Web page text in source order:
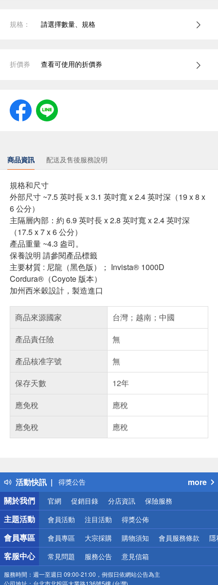
規格： 請選擇數量、規格
折價券 查看可使用的折價券
商品資訊 配送及售後服務說明
規格和尺寸
外部尺寸 ~7.5 英吋長 x 3.1 英吋寬 x 2.4 英吋深（19 x 8 x
6 公分）
主隔層內部：約 6.9 英吋長 x 2.8 英吋寬 x 2.4 英吋深
（17.5 x 7 x 6 公分）
產品重量 ~4.3 盎司。
保養說明 請參閱產品標籤
主要材質 : 尼龍（黑色版）； Invista® 1000D
Cordura®（Coyote 版本）
加州西米穀設計，製造進口
商品來源國家
台灣；越南；中國
產品責任險
無
產品核准字號
無
保存天數
12年
應免稅
應稅
應免稅
應稅
活動快訊
得獎公告
熱門話題
銀行優惠
偏遠地區配送
詐騙網頁！請小心！
more
關於我們
官網 促銷目錄 分店資訊 保險服務
主題活動 會員活動 注目活動 得獎公佈
會員專區 會員專區 大宗採購 購物須知 會員服務條款 隱
客服中心 常見問題 服務公告 意見信箱
服務時間： 週一至週日 09:00-21:00，例假日依網站公告為主
公司地址： 台北市北投區大業路136號5樓 (台灣)